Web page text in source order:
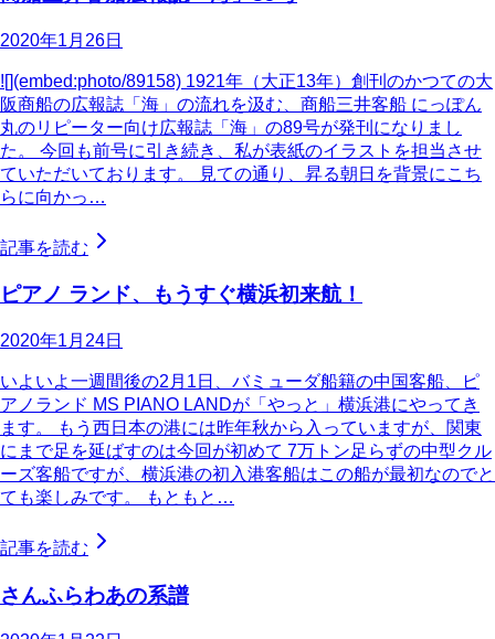
2020年1月26日
![](embed:photo/89158) 1921年（大正13年）創刊のかつての大
阪商船の広報誌「海」の流れを汲む、商船三井客船 にっぽん
丸のリピーター向け広報誌「海」の89号が発刊になりまし
た。 今回も前号に引き続き、私が表紙のイラストを担当させ
ていただいております。 見ての通り、昇る朝日を背景にこち
らに向かっ…
記事を読む
ピアノ ランド、もうすぐ横浜初来航！
2020年1月24日
いよいよ一週間後の2月1日、バミューダ船籍の中国客船、ピ
アノランド MS PIANO LANDが「やっと」横浜港にやってき
ます。 もう西日本の港には昨年秋から入っていますが、関東
にまで足を延ばすのは今回が初めて 7万トン足らずの中型クル
ーズ客船ですが、横浜港の初入港客船はこの船が最初なのでと
ても楽しみです。 もともと…
記事を読む
さんふらわあの系譜